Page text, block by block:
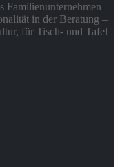
Familienunternehmen
in der Beratung –
für Tisch- und Tafel